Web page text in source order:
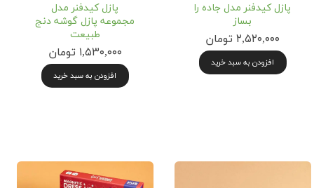
پازل کیدفنر مدل جاده را
بساز
۲,۵۲۰,۰۰۰ تومان
افزودن به سبد خرید
پازل کیدفنر مدل
مجموعه پازل گوشه‌ دنج
طبیعت
۱,۵۳۰,۰۰۰ تومان
افزودن به سبد خرید